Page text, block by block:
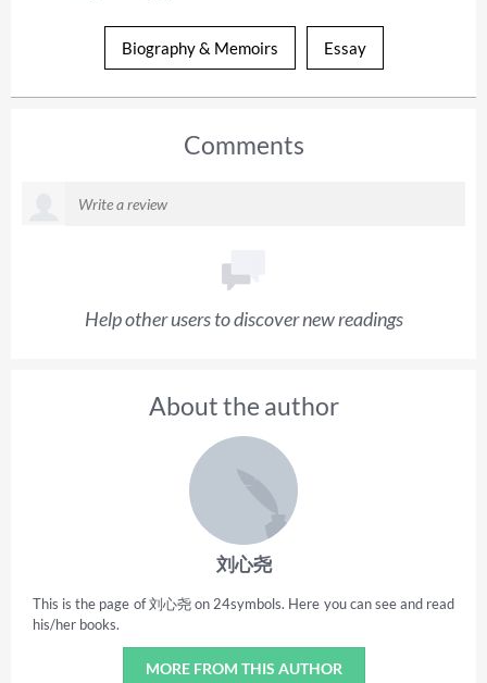
Biography & Memoirs Essay
Comments
Help other users to discover new readings
About the author
刘心尧
This is the page of 刘心尧 on 24symbols. Here you can see and read
his/her books.
MORE FROM THIS AUTHOR